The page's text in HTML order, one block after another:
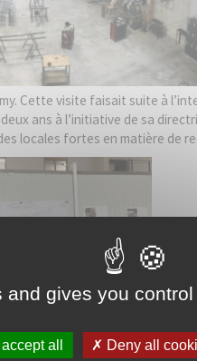
Please accept terms &
Cette visite faisait suite à
ans à l’initiative de sa
locales fortes en matière de
gives you
all Deny all